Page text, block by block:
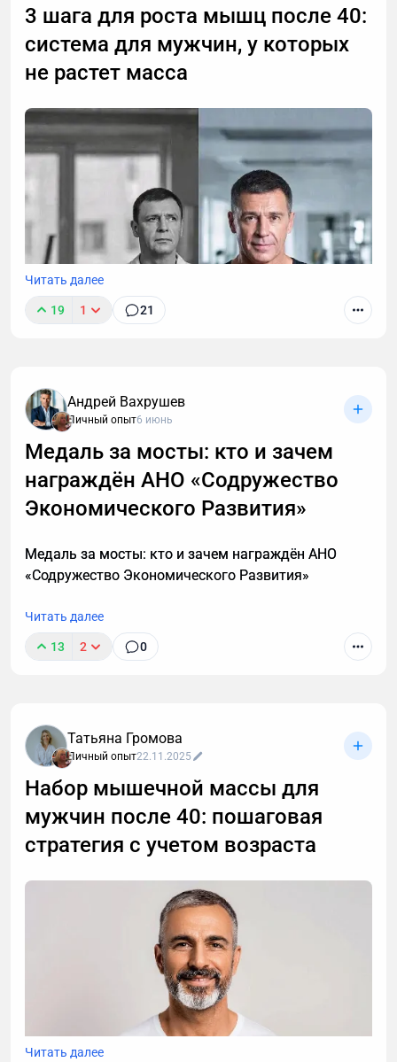
работы этой технологии, способы ее применения. А
также — как настроить автоматическую
технике.
3 шага для роста мышц после 40:
система для мужчин, у которых
не растет масса
В этой статье описаны 3 фундаментальных
принципа построения мышц после 40, которые
каких случаях этой системы недостаточно и нужен
индивидуальный анализ для выявления причин
Читать далее
19 1 21
Андрей Вахрушев
Личный опыт6 июнь
Медаль за мосты: кто и зачем
награждён АНО «Содружество
Экономического Развития»
Медаль за мосты: кто и зачем награждён АНО
«Содружество Экономического Развития»
Читать далее
13 2 0
Татьяна Громова
Личный опыт22.11.2025
Набор мышечной массы для
мужчин после 40: пошаговая
стратегия с учетом возраста
Читать далее